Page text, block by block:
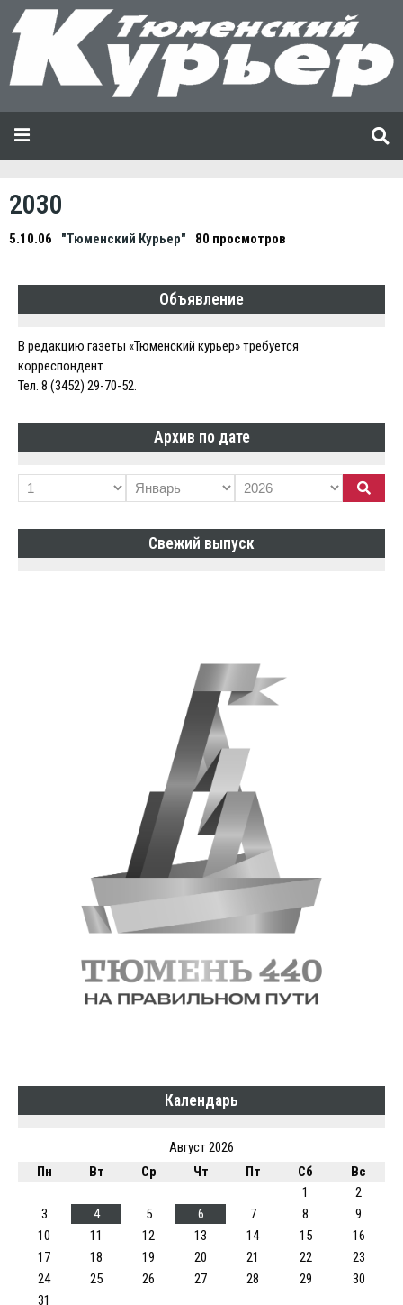
2030
5.10.06 "Тюменский Курьер" 80 просмотров
Объявление
В редакцию газеты «Тюменский курьер» требуется
корреспондент.
Тел. 8 (3452) 29-70-52.
Архив по дате
Свежий выпуск
Календарь
Август 2026
Пн
Вт Ср Чт Пт Сб
Вс
1
2
3
4 5 6 7 8
9
10
11 12 13 14 15
16
17
18 19 20 21 22
23
24
25 26 27 28 29
30
31